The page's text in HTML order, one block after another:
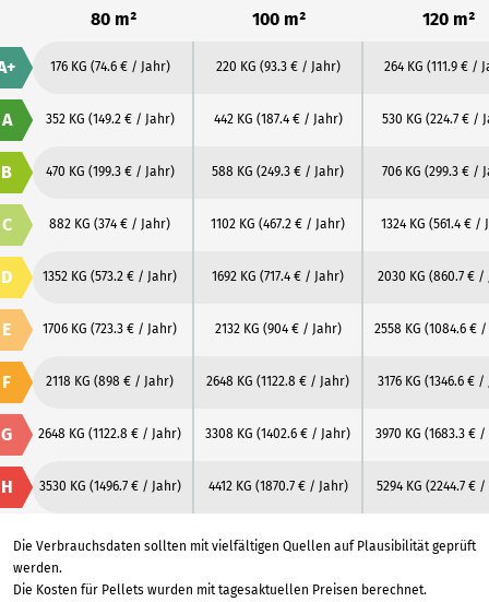
80 m² 100 m² 120 m²
176 KG (74.6 € / Jahr) 220 KG (93.3 € / Jahr) 264 KG (111.9 € /
A 352 KG (149.2 € / Jahr) 442 KG (187.4 € / Jahr) 530 KG (224.7 € /
B 470 KG (199.3 € / Jahr) 588 KG (249.3 € / Jahr) 706 KG (299.3 € /
C 882 KG (374 € / Jahr) 1102 KG (467.2 € / Jahr) 1324 KG (561.4 € /
D 1352 KG (573.2 € / Jahr) 1692 KG (717.4 € / Jahr) 2030 KG (860.7 € /
E 1706 KG (723.3 € / Jahr) 2132 KG (904 € / Jahr) 2558 KG (1084.6 €
F 2118 KG (898 € / Jahr) 2648 KG (1122.8 € / Jahr) 3176 KG (1346.6 € /
G 2648 KG (1122.8 € / Jahr) 3308 KG (1402.6 € / Jahr) 3970 KG (1683.3 € /
H 3530 KG (1496.7 € / Jahr) 4412 KG (1870.7 € / Jahr) 5294 KG (2244.7 € /
Die Verbrauchsdaten sollten mit vielfältigen Quellen auf Plausibilität geprüft
werden.
Die Kosten für Pellets wurden mit tagesaktuellen Preisen berechnet.